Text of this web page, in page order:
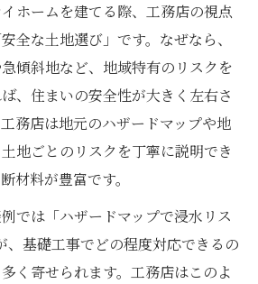
ップで住んではいけない土地を
を工務店と共に見極める方法
を防ぐ工務店流ハザード情報整
事で家族の安心を守る方法
視する傾斜地の基礎設計ポイン
安心を得る工務店の技術解説
ホームを建てる際、工務店の視点
全な土地選び」です。なぜなら、
傾斜地など、地域特有のリスクを
、住まいの安全性が大きく左右さ
務店は地元のハザードマップや地
地ごとのリスクを丁寧に説明でき
材料が豊富です。
では「ハザードマップで浸水リス
、基礎工事でどの程度対応できるの
く寄せられます。工務店はこのよ